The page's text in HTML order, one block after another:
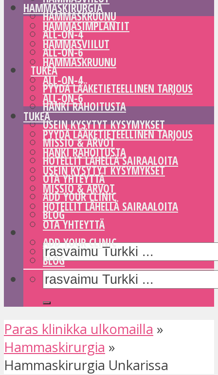
HAMMASKRUUNU
ALL-ON-4
ALL-ON-6
TUKEA
PYYDÄ LÄÄKETIETEELLINEN TARJOUS
HANKI RAHOITUSTA
USEIN KYSYTYT KYSYMYKSET
MISSIO & ARVOT
HOTELLIT LÄHELLÄ SAIRAALOITA
OTA YHTEYTTÄ
ADD YOUR CLINIC
BLOG
HAMMASKIRURGIA
HAMMASIMPLANTIT
HAMMASVIILUT
HAMMASKRUUNU
ALL-ON-4
ALL-ON-6
TUKEA
PYYDÄ LÄÄKETIETEELLINEN TARJOUS
HANKI RAHOITUSTA
USEIN KYSYTYT KYSYMYKSET
MISSIO & ARVOT
HOTELLIT LÄHELLÄ SAIRAALOITA
OTA YHTEYTTÄ
ADD YOUR CLINIC
BLOG
Paras klinikka ulkomailla »
Hammaskirurgia »
Hammaskirurgia Unkarissa